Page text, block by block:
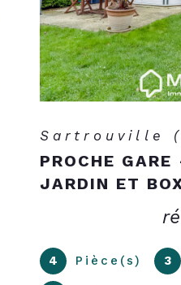
Sartrouville
PROCHE
JARDIN ET
4 Pièce(s) 3